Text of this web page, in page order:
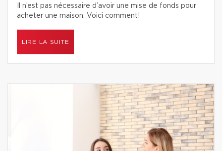
Il n’est pas nécessaire d’avoir une mise de fonds pour
acheter une maison. Voici comment!
LIRE LA SUITE